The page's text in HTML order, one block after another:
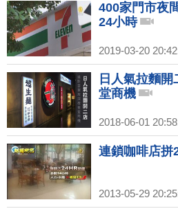
400家門市夜
24小時
2019-03-20
日人氣拉麵
堂商機
2018-06-01
連鎖咖啡店拼
2013-05-29